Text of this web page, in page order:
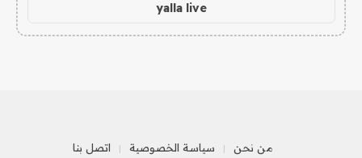
yalla live
من نحن سياسة الخصوصية اتصل بنا